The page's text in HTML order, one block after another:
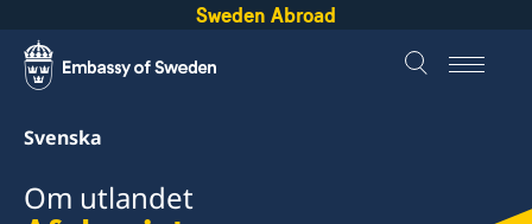
Sweden Abroad
Svenska
Om utlandet